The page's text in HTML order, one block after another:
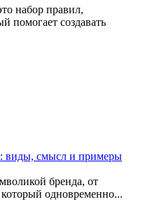
набор правил,
помогает создавать
виды, смысл и примеры
бренда, от
одновременно...